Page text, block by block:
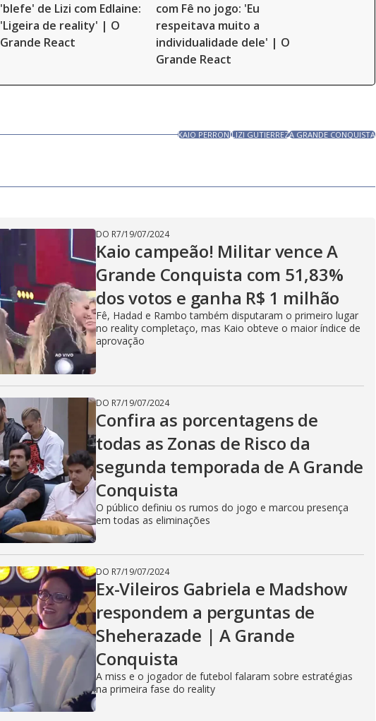
'blefe' de Lizi com Edlaine:
'Ligeira de reality' | O
Grande React
com Fê no jogo: 'Eu
respeitava muito a
individualidade dele' | O
Grande React
KAIO PERRONILIZI GUTIERREZA GRANDE CONQUISTA
DO R7/19/07/2024
Kaio campeão! Militar vence A
Grande Conquista com 51,83%
dos votos e ganha R$ 1 milhão
Fê, Hadad e Rambo também disputaram o primeiro lugar
no reality completaço, mas Kaio obteve o maior índice de
aprovação
DO R7/19/07/2024
Confira as porcentagens de
todas as Zonas de Risco da
segunda temporada de A Grande
Conquista
O público definiu os rumos do jogo e marcou presença
em todas as eliminações
DO R7/19/07/2024
Ex-Vileiros Gabriela e Madshow
respondem a perguntas de
Sheherazade | A Grande
Conquista
A miss e o jogador de futebol falaram sobre estratégias
na primeira fase do reality